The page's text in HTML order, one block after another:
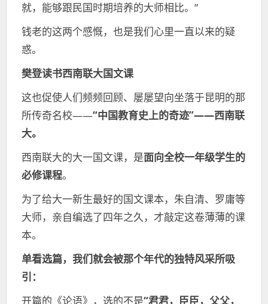
就，能够跟民国时期培养的大师相比。”
钱老的这两个感慨，也是我们心里一直以来的疑
惑。
樊登读书西南联大国文课
这也促使人们频频回顾、屡屡望向坐落于昆明的那
所传奇名校——“中国教育史上的奇迹”——西南联
大。
西南联大的大一国文课，是面向全校一年级学生的
必修课程。
为了给大一新生最好的国文课本，朱自清、罗庸等
大师，亲自编选了四年之久，才敲定这卷薄薄的课
本。
单看选篇，我们就会被那个年代的独特风采所吸
引：
开篇的《论语》，选的不是“君君，臣臣，父父，